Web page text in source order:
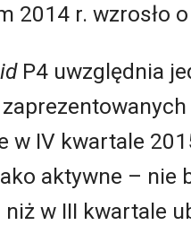
2014 r. wzrosło
P4 uwzględnia
w IV kwartale
aktywne – nie
w III kwartale